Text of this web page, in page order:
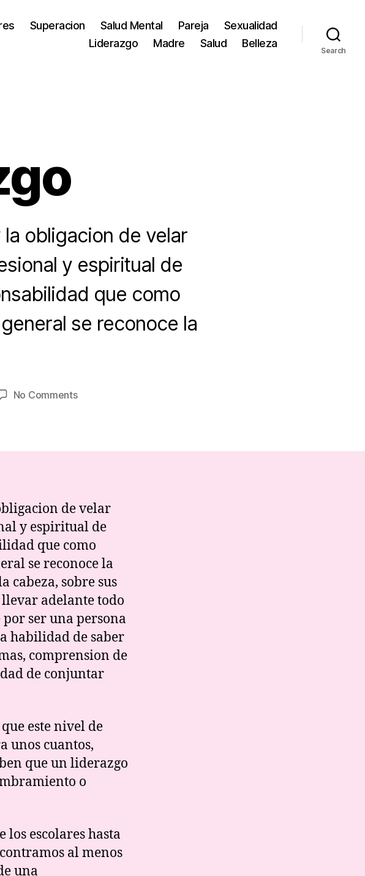
Superacion Salud Mental Pareja
Sexualidad
Liderazgo
Madre Salud Belleza
Search
obligacion de velar
y espiritual de
que como
se reconoce la
No Commentson
de velar
y espiritual de
que como
se reconoce la
cabeza, sobre sus
adelante todo
ser una persona
habilidad de saber
comprension de
de conjuntar
este nivel de
unos cuantos,
que un liderazgo
o
los escolares hasta
al menos
una